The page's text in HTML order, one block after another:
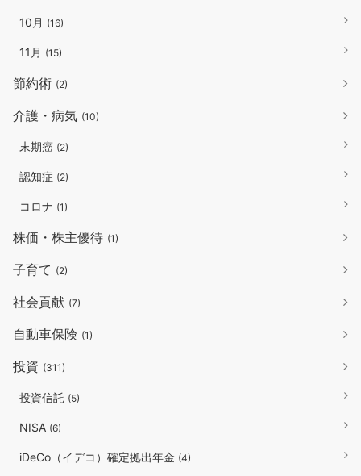
10月 (16)
11月 (15)
節約術 (2)
介護・病気 (10)
末期癌 (2)
認知症 (2)
コロナ (1)
株価・株主優待 (1)
子育て (2)
社会貢献 (7)
自動車保険 (1)
投資 (311)
投資信託 (5)
NISA (6)
iDeCo（イデコ）確定拠出年金 (4)